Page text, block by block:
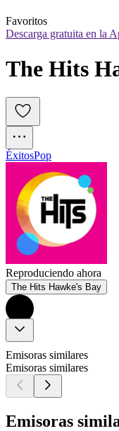
Favoritos
Descarga gratuita en la
The Hits
ÉxitosPop
Reproduciendo ahora
The Hits Hawke's Bay
Emisoras similares
Emisoras similares
Emisoras